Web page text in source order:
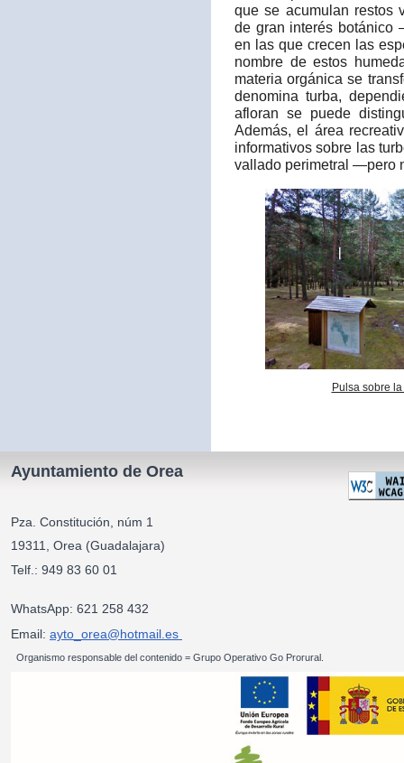
que se acumulan restos
de gran interés botánico
en las que crecen las
nombre de estos
materia orgánica se
denomina turba,
afloran se puede
Además, el área
informativos sobre las
vallado perimetral —pero
Pulsa sobre
Ayuntamiento de Orea
Pza. Constitución, núm 1
19311, Orea (Guadalajara)
Telf.: 949 83 60 01
WhatsApp: 621 258 432
Email: ayto_orea@hotmail.es
Organismo responsable del contenido = Grupo Operativo Go Prorural.